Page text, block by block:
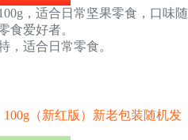
，适合日常坚果零食，口味
食爱好者。
，适合日常零食。
（新红版）新老包装随机发